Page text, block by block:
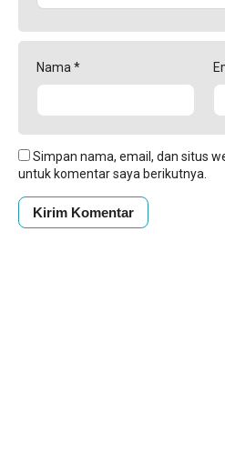
Nama *
Simpan nama, email, dan situs
untuk komentar saya berikutnya.